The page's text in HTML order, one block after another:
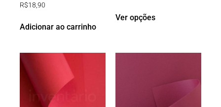
R$18,90
Adicionar ao carrinho
Ver opções